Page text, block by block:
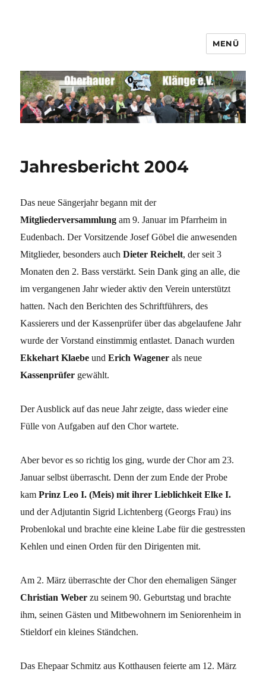
Männerchor Quirrenbach e.V.
MENÜ
Jahresbericht 2004
Das neue Sängerjahr begann mit der
Mitgliederversammlung am 9. Januar im Pfarrheim in
Eudenbach. Der Vorsitzende Josef Göbel die anwesenden
Mitglieder, besonders auchDieter Reichelt, der seit 3
Monaten den 2. Bass verstärkt. Sein Dank ging an alle, die
im vergangenen Jahr wieder aktiv den Verein unterstützt
hatten. Nach den Berichten des Schriftführers, des
Kassierers und der Kassenprüfer über das abgelaufene Jahr
wurde der Vorstand einstimmig entlastet. Danach wurden
Ekkehart Klaebe undErich Wagenerals neue
Kassenprüfer gewählt.
Der Ausblick auf das neue Jahr zeigte, dass wieder eine
Fülle von Aufgaben auf den Chor wartete.
Aber bevor es so richtig los ging, wurde der Chor am 23.
Januar selbst überrascht. Denn der zum Ende der Probe
kam Prinz Leo I. (Meis) mit ihrer Lieblichkeit Elke I.
und der Adjutantin Sigrid Lichtenberg (Georgs Frau) ins
Probenlokal und brachte eine kleine Labe für die gestressten
Kehlen und einen Orden für den Dirigenten mit.
Am 2. März überraschte der Chor den ehemaligen Sänger
Christian Weber zu seinem 90. Geburtstag und brachte
ihm, seinen Gästen und Mitbewohnern im Seniorenheim in
Stieldorf ein kleines Ständchen.
Das Ehepaar Schmitz aus Kotthausen feierte am 12. März